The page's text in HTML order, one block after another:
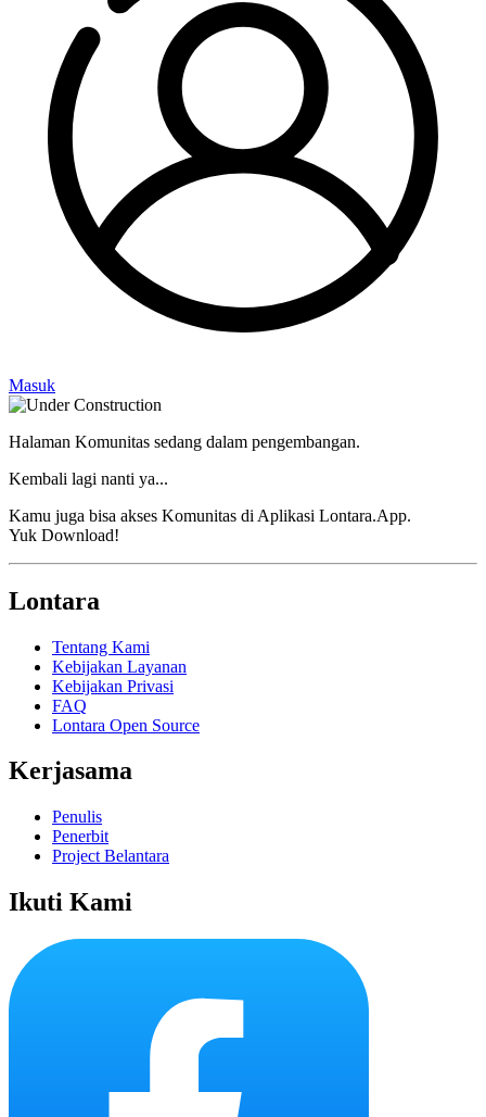
Masuk
Halaman Komunitas sedang dalam pengembangan.
Kembali lagi nanti ya...
Kamu juga bisa akses Komunitas di Aplikasi Lontara.App.
Yuk Download!
Lontara
Tentang Kami
Kebijakan Layanan
Kebijakan Privasi
FAQ
Lontara Open Source
Kerjasama
Penulis
Penerbit
Project Belantara
Ikuti Kami